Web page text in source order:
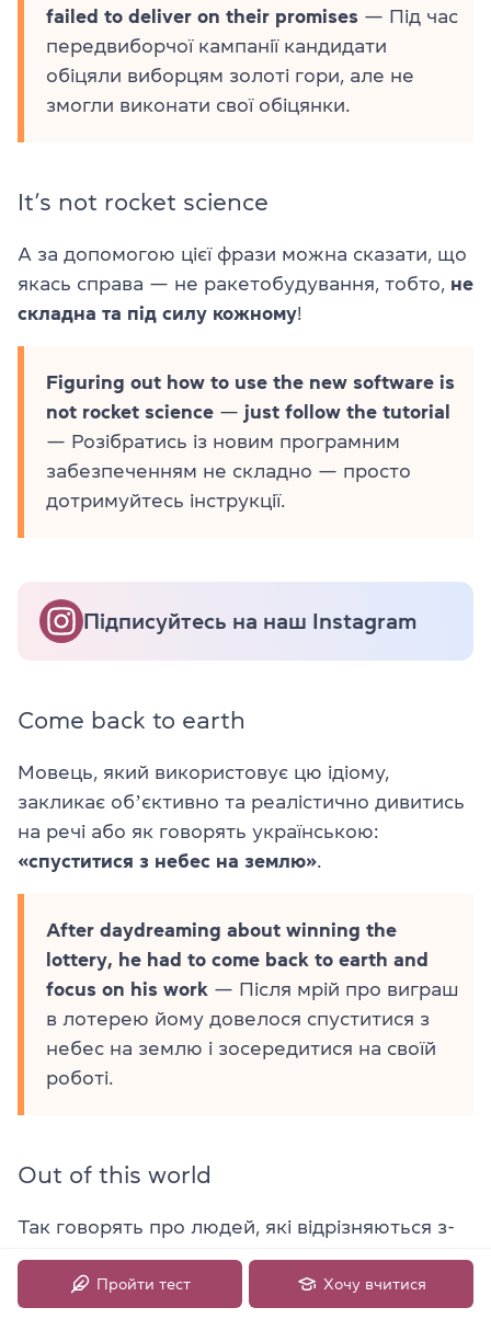
failed to deliver on their promises — Під час
передвиборчої кампанії кандидати
обіцяли виборцям золоті гори, але не
змогли виконати свої обіцянки.
It’s not rocket science
А за допомогою цієї фрази можна сказати, що
якась справа — не ракетобудування, тобто, не
складна та під силу кожному!
Figuring out how to use the new software is
not rocket science — just follow the tutorial
— Розібратись із новим програмним
забезпеченням не складно — просто
дотримуйтесь інструкції.
Підписуйтесь на наш Instagram
Come back to earth
Мовець, який використовує цю ідіому,
закликає обʼєктивно та реалістично дивитись
на речі або як говорять українською:
«спуститися з небес на землю».
After daydreaming about winning the
lottery, he had to come back to earth and
focus on his work — Після мрій про виграш
в лотерею йому довелося спуститися з
небес на землю і зосередитися на своїй
роботі.
Out of this world
Так говорять про людей, які відрізняються з-
поміж інших певними рисами: талантом,
унікальністю чи навпаки — дивакуватістю.
Пройти тест Хочу вчитися